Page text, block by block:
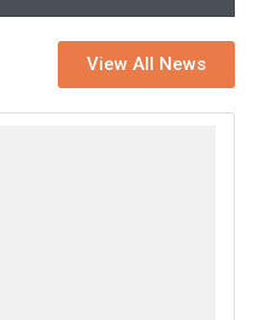
View All News